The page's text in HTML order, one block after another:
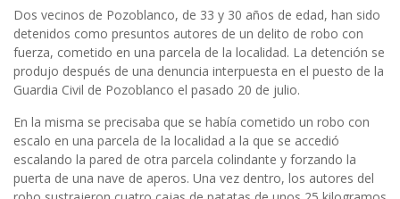
Dos vecinos de Pozoblanco, de 33 y 30 años de edad, han sido
detenidos como presuntos autores de un delito de robo con
fuerza, cometido en una parcela de la localidad. La detención se
produjo después de una denuncia interpuesta en el puesto de la
Guardia Civil de Pozoblanco el pasado 20 de julio.
En la misma se precisaba que se había cometido un robo con
escalo en una parcela de la localidad a la que se accedió
escalando la pared de otra parcela colindante y forzando la
puerta de una nave de aperos. Una vez dentro, los autores del